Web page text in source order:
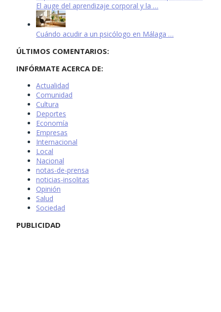
El auge del aprendizaje corporal y la …
Cuándo acudir a un psicólogo en Málaga …
ÚLTIMOS COMENTARIOS:
INFÓRMATE ACERCA DE:
Actualidad
Comunidad
Cultura
Deportes
Economía
Empresas
Internacional
Local
Nacional
notas-de-prensa
noticias-insolitas
Opinión
Salud
Sociedad
PUBLICIDAD